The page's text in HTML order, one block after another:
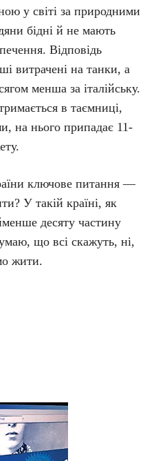
у світі за природними
бідні й не мають
Відповідь
витрачені на танки, а
менша за італійську.
в таємниці,
на нього припадає 11-
ключове питання —
У такій країні, як
десяту частину
що всі скажуть, ні,
жити.